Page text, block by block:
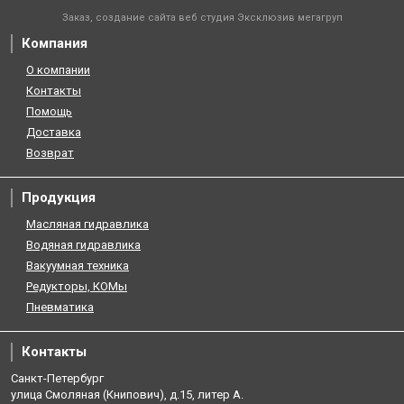
Заказ, создание сайта веб студия Эксклюзив мегагруп
Компания
О компании
Контакты
Помощь
Доставка
Возврат
Продукция
Масляная гидравлика
Водяная гидравлика
Вакуумная техника
Редукторы, КОМы
Пневматика
Контакты
Санкт-Петербург
улица Смоляная (Книпович), д.15, литер А.